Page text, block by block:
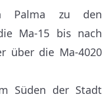
Palma zu den
Ma-15 bis nach
über die Ma-4020
Süden der Stadt